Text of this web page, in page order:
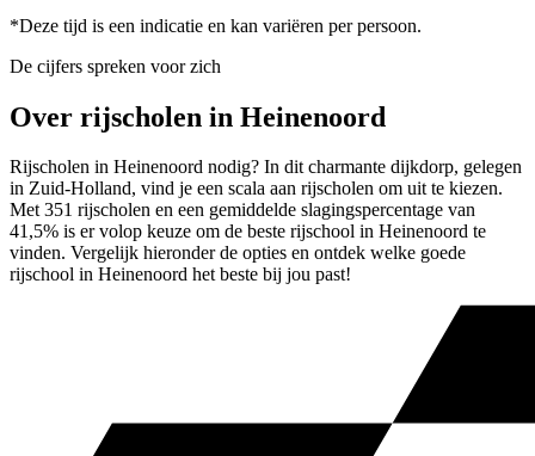
*Deze tijd is een indicatie en kan variëren per persoon.
De cijfers spreken voor zich
Over rijscholen in Heinenoord
Rijscholen in Heinenoord nodig? In dit charmante dijkdorp, gelegen
in Zuid-Holland, vind je een scala aan rijscholen om uit te kiezen.
Met 351 rijscholen en een gemiddelde slagingspercentage van
41,5% is er volop keuze om de beste rijschool in Heinenoord te
vinden. Vergelijk hieronder de opties en ontdek welke goede
rijschool in Heinenoord het beste bij jou past!